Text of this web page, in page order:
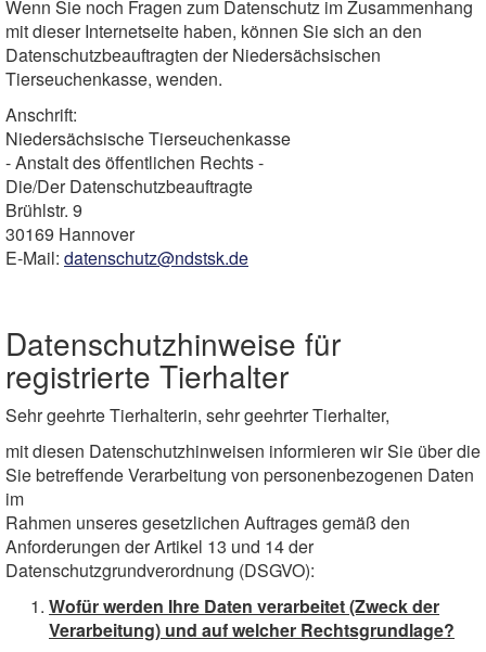
Wenn Sie noch Fragen zum Datenschutz im Zusammenhang
mit dieser Internetseite haben, können Sie sich an den
Datenschutzbeauftragten der Niedersächsischen
Tierseuchenkasse, wenden.
Anschrift:
Niedersächsische Tierseuchenkasse
- Anstalt des öffentlichen Rechts -
Die/Der Datenschutzbeauftragte
Brühlstr. 9
30169 Hannover
E-Mail: datenschutz@ndstsk.de
Datenschutzhinweise für
registrierte Tierhalter
Sehr geehrte Tierhalterin, sehr geehrter Tierhalter,
mit diesen Datenschutzhinweisen informieren wir Sie über die
Sie betreffende Verarbeitung von personenbezogenen Daten
im
Rahmen unseres gesetzlichen Auftrages gemäß den
Anforderungen der Artikel 13 und 14 der
Datenschutzgrundverordnung (DSGVO):
Wofür werden Ihre Daten verarbeitet (Zweck der
Verarbeitung) und auf welcher Rechtsgrundlage?